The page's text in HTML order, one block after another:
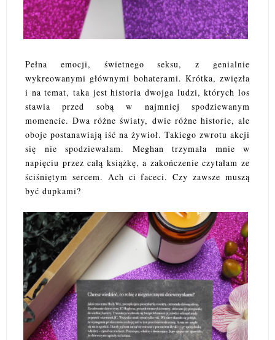
Pełna emocji, świetnego seksu, z genialnie
wykreowanymi głównymi bohaterami. Krótka, zwięzła
i na temat, taka jest historia dwojga ludzi, których los
stawia przed sobą w najmniej spodziewanym
momencie. Dwa różne światy, dwie różne historie, ale
oboje postanawiają iść na żywioł. Takiego zwrotu akcji
się nie spodziewałam. Meghan trzymała mnie w
napięciu przez całą książkę, a zakończenie czytałam ze
ściśniętym sercem. Ach ci faceci. Czy zawsze muszą
być dupkami?